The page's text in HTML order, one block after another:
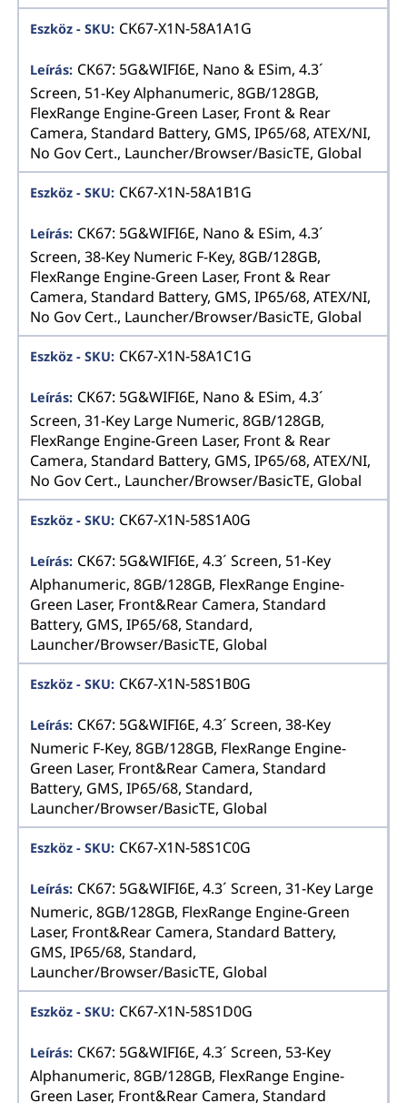
CK67-X1N-58A1A1G
CK67: 5G&WIFI6E, Nano & ESim, 4.3´
Screen, 51-Key Alphanumeric, 8GB/128GB,
FlexRange Engine-Green Laser, Front & Rear
Camera, Standard Battery, GMS, IP65/68, ATEX/NI,
No Gov Cert., Launcher/Browser/BasicTE, Global
CK67-X1N-58A1B1G
CK67: 5G&WIFI6E, Nano & ESim, 4.3´
Screen, 38-Key Numeric F-Key, 8GB/128GB,
FlexRange Engine-Green Laser, Front & Rear
Camera, Standard Battery, GMS, IP65/68, ATEX/NI,
No Gov Cert., Launcher/Browser/BasicTE, Global
CK67-X1N-58A1C1G
CK67: 5G&WIFI6E, Nano & ESim, 4.3´
Screen, 31-Key Large Numeric, 8GB/128GB,
FlexRange Engine-Green Laser, Front & Rear
Camera, Standard Battery, GMS, IP65/68, ATEX/NI,
No Gov Cert., Launcher/Browser/BasicTE, Global
CK67-X1N-58S1A0G
CK67: 5G&WIFI6E, 4.3´ Screen, 51-Key
Alphanumeric, 8GB/128GB, FlexRange Engine-
Green Laser, Front&Rear Camera, Standard
Battery, GMS, IP65/68, Standard,
Launcher/Browser/BasicTE, Global
CK67-X1N-58S1B0G
CK67: 5G&WIFI6E, 4.3´ Screen, 38-Key
Numeric F-Key, 8GB/128GB, FlexRange Engine-
Green Laser, Front&Rear Camera, Standard
Battery, GMS, IP65/68, Standard,
Launcher/Browser/BasicTE, Global
CK67-X1N-58S1C0G
CK67: 5G&WIFI6E, 4.3´ Screen, 31-Key Large
Numeric, 8GB/128GB, FlexRange Engine-Green
Laser, Front&Rear Camera, Standard Battery,
GMS, IP65/68, Standard,
Launcher/Browser/BasicTE, Global
CK67-X1N-58S1D0G
CK67: 5G&WIFI6E, 4.3´ Screen, 53-Key
Alphanumeric, 8GB/128GB, FlexRange Engine-
Green Laser, Front&Rear Camera, Standard